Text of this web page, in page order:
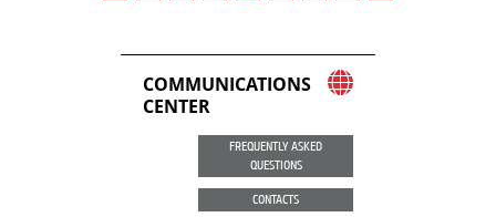
COMMUNICATIONS
CENTER
FREQUENTLY ASKED
QUESTIONS
CONTACTS